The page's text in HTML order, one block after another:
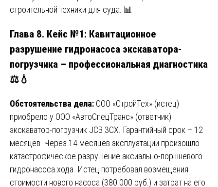
строительной техники для суда. 📊
Глава 8. Кейс №1: Кавитационное
разрушение гидронасоса экскаватора-
погрузчика – профессиональная диагностика
⚖️💧
Обстоятельства дела: ООО «СтройТех» (истец)
приобрело у ООО «АвтоСпецТранс» (ответчик)
экскаватор-погрузчик JCB 3CX. Гарантийный срок – 12
месяцев. Через 14 месяцев эксплуатации произошло
катастрофическое разрушение аксиально-поршневого
гидронасоса хода. Истец потребовал возмещения
стоимости нового насоса (380 000 руб.) и затрат на его